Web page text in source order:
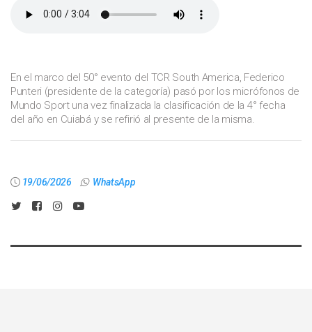
En el marco del 50° evento del TCR South America, Federico
Punteri (presidente de la categoría) pasó por los micrófonos de
Mundo Sport una vez finalizada la clasificación de la 4° fecha
del año en Cuiabá y se refirió al presente de la misma.
19/06/2026 WhatsApp